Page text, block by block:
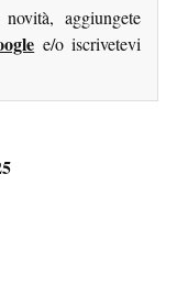
aggiungete
e/o iscrivetevi